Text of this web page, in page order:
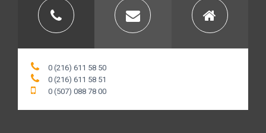
0 (216) 611 58 50
0 (216) 611 58 51
0 (507) 088 78 00